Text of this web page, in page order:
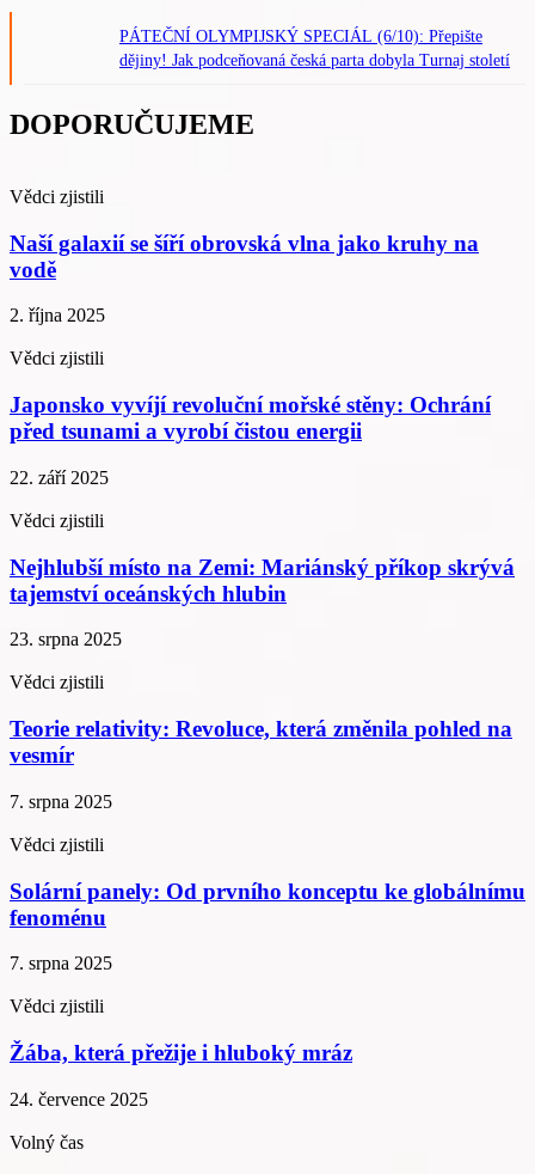
PÁTEČNÍ OLYMPIJSKÝ SPECIÁL (6/10): Přepište
dějiny! Jak podceňovaná česká parta dobyla Turnaj století
DOPORUČUJEME
Vědci zjistili
Naší galaxií se šíří obrovská vlna jako kruhy na
vodě
2. října 2025
Vědci zjistili
Japonsko vyvíjí revoluční mořské stěny: Ochrání
před tsunami a vyrobí čistou energii
22. září 2025
Vědci zjistili
Nejhlubší místo na Zemi: Mariánský příkop skrývá
tajemství oceánských hlubin
23. srpna 2025
Vědci zjistili
Teorie relativity: Revoluce, která změnila pohled na
vesmír
7. srpna 2025
Vědci zjistili
Solární panely: Od prvního konceptu ke globálnímu
fenoménu
7. srpna 2025
Vědci zjistili
Žába, která přežije i hluboký mráz
24. července 2025
Volný čas